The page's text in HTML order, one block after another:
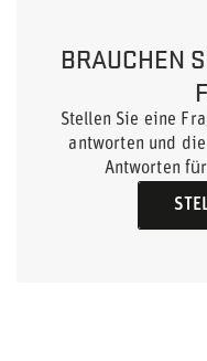
BRAUCHEN
Stellen Sie eine
antworten und
Antworten